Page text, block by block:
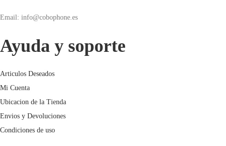
Email: info@cobophone.es
Ayuda y soporte
Articulos Deseados
Mi Cuenta
Ubicacion de la Tienda
Envios y Devoluciones
Condiciones de uso